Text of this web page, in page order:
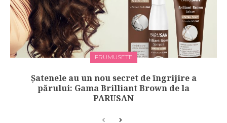
FRUMUSETE
Șatenele au un nou secret de îngrijire a
părului: Gama Brilliant Brown de la
PARUSAN